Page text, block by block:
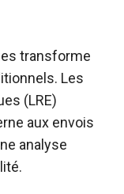
transforme
Les
(LRE)
aux envois
analyse